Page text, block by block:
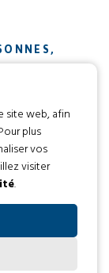
QUI ONT
site web, afin
plus
vos
visiter
.